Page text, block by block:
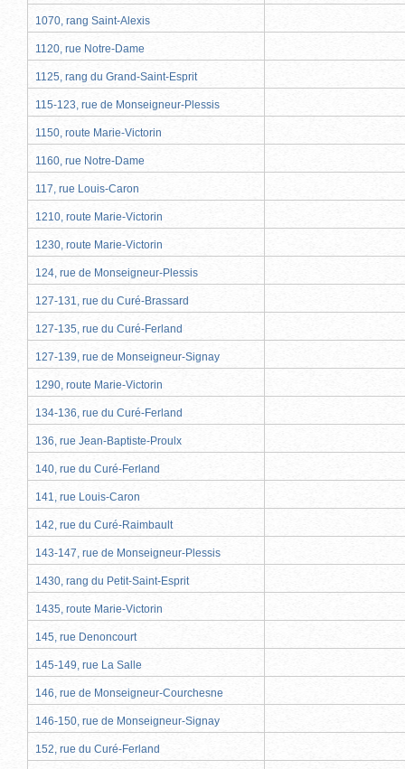
1070, rang Saint-Alexis
1120, rue Notre-Dame
1125, rang du Grand-Saint-Esprit
115-123, rue de Monseigneur-Plessis
1150, route Marie-Victorin
1160, rue Notre-Dame
117, rue Louis-Caron
1210, route Marie-Victorin
1230, route Marie-Victorin
124, rue de Monseigneur-Plessis
127-131, rue du Curé-Brassard
127-135, rue du Curé-Ferland
127-139, rue de Monseigneur-Signay
1290, route Marie-Victorin
134-136, rue du Curé-Ferland
136, rue Jean-Baptiste-Proulx
140, rue du Curé-Ferland
141, rue Louis-Caron
142, rue du Curé-Raimbault
143-147, rue de Monseigneur-Plessis
1430, rang du Petit-Saint-Esprit
1435, route Marie-Victorin
145, rue Denoncourt
145-149, rue La Salle
146, rue de Monseigneur-Courchesne
146-150, rue de Monseigneur-Signay
152, rue du Curé-Ferland